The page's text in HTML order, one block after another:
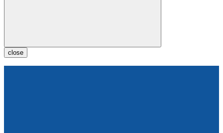
close